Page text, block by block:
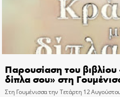
Παρουσίαση του
δίπλα σου» στη
Στη Γουμένισσα την Τετάρτη 12